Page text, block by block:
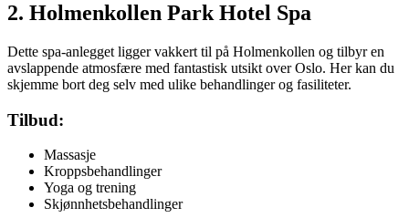
2. Holmenkollen Park Hotel Spa
Dette spa-anlegget ligger vakkert til på Holmenkollen og tilbyr en
avslappende atmosfære med fantastisk utsikt over Oslo. Her kan du
skjemme bort deg selv med ulike behandlinger og fasiliteter.
Tilbud:
Massasje
Kroppsbehandlinger
Yoga og trening
Skjønnhetsbehandlinger